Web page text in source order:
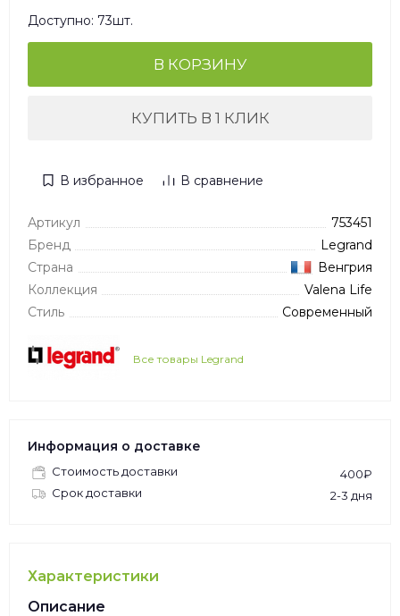
Доступно: 73шт.
В КОРЗИНУ
КУПИТЬ В 1 КЛИК
В избранное В сравнение
Артикул
753451
Бренд
Legrand
Страна
Венгрия
Коллекция
Valena Life
Стиль
Современный
Все товары Legrand
Информация о доставке
Стоимость доставки
400₽
Срок доставки
2-3 дня
Характеристики
Описание